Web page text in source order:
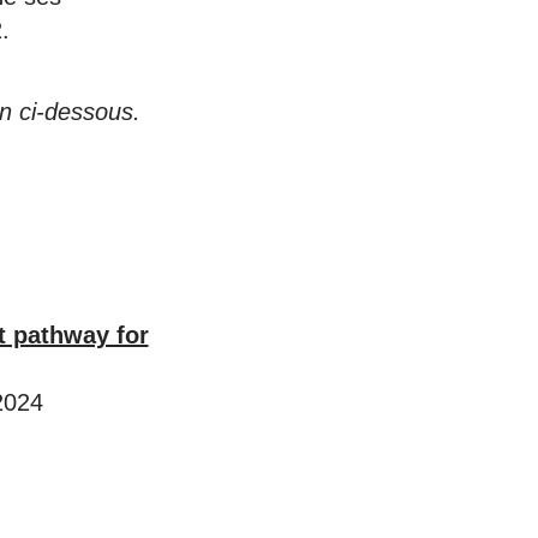
ci-dessous.
pathway for